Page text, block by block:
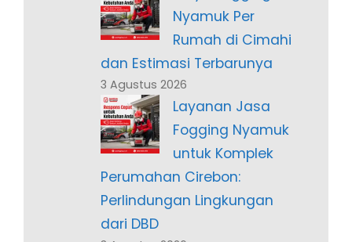
Nyamuk Per
Rumah di Cimahi
dan Estimasi Terbarunya
3 Agustus 2026
Layanan Jasa
Fogging Nyamuk
untuk Komplek
Perumahan Cirebon:
Perlindungan Lingkungan
dari DBD